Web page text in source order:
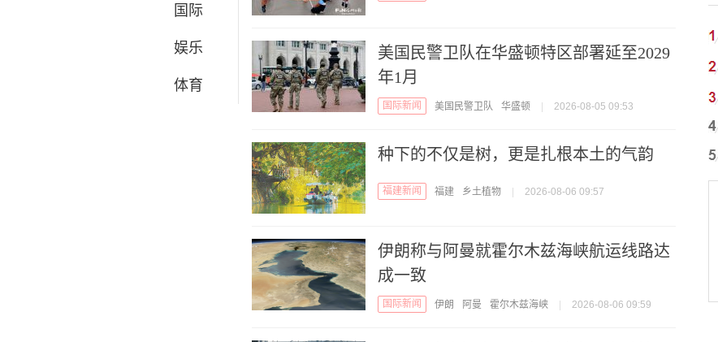
国际
娱乐
体育
美国民警卫队在华盛顿特区部署延至2029
年1月
国际新闻 美国民警卫队 华盛顿 2026-08-05 09:53
种下的不仅是树，更是扎根本土的气韵
福建新闻 福建 乡土植物 2026-08-06 09:57
伊朗称与阿曼就霍尔木兹海峡航运线路达
成一致
国际新闻 伊朗 阿曼 霍尔木兹海峡 2026-08-06 09:59